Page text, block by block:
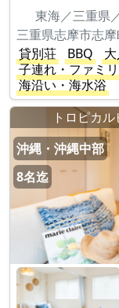
東海／三重県
三重県志摩市志
貸別荘
BBQ
子連れ・ファミ
海沿い・海水浴
トロピカ
沖縄・沖縄中部
8名迄